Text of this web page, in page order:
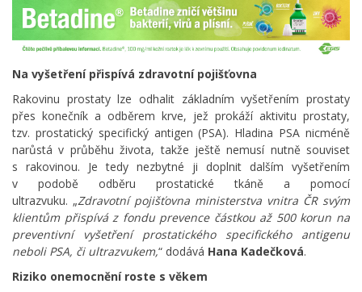
Na vyšetření přispívá zdravotní pojišťovna
Rakovinu prostaty lze odhalit základním vyšetřením prostaty
přes konečník a odběrem krve, jež prokáží aktivitu prostaty,
tzv. prostatický specifický antigen (PSA). Hladina PSA nicméně
narůstá v průběhu života, takže ještě nemusí nutně souviset
s rakovinou. Je tedy nezbytné ji doplnit dalším vyšetřením
v podobě odběru prostatické tkáně a pomocí
ultrazvuku. „Zdravotní pojišťovna ministerstva vnitra ČR svým
klientům přispívá z fondu prevence částkou až 500 korun na
preventivní vyšetření prostatického specifického antigenu
neboli PSA, či ultrazvukem,“ dodává Hana Kadečková.
Riziko onemocnění roste s věkem